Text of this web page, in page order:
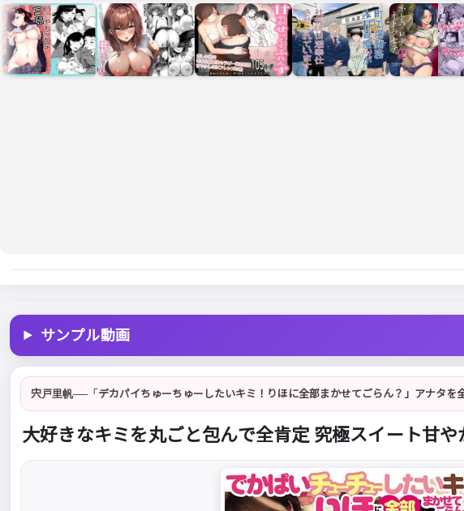
サンプル動画
宍戸里帆──「デカパイちゅーちゅーしたいキミ！りほに全部まかせてごらん？」アナタを
大好きなキミを丸ごと包んで全肯定 究極スイート甘